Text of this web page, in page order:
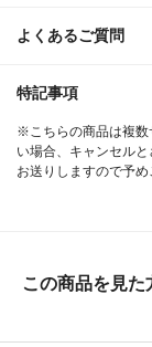
よくあるご質問
特記事項
※こちらの商品は複数
い場合、キャンセル
お送りしますので予め
この商品を見